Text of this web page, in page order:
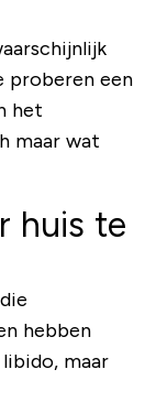
proberen een
het
maar wat
huis te
hebben
maar